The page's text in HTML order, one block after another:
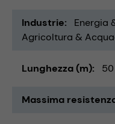
Industrie
Energia
Agricoltura &
Lunghezza (m) 50
Massima